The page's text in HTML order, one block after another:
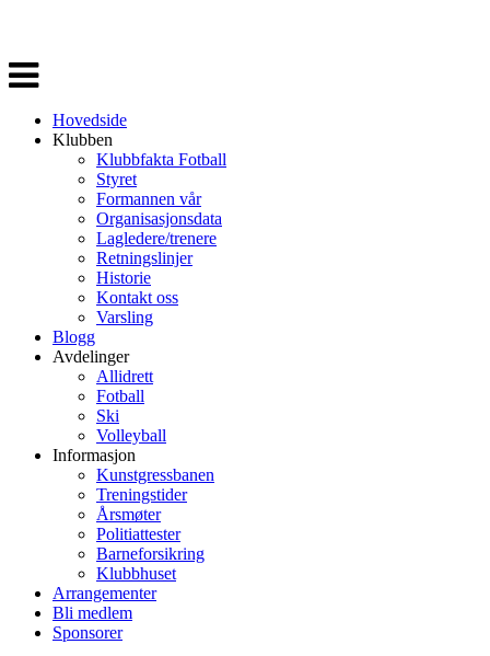
Veksle
navigasjon
Hovedside
Klubben
Klubbfakta Fotball
Styret
Formannen vår
Organisasjonsdata
Lagledere/trenere
Retningslinjer
Historie
Kontakt oss
Varsling
Blogg
Avdelinger
Allidrett
Fotball
Ski
Volleyball
Informasjon
Kunstgressbanen
Treningstider
Årsmøter
Politiattester
Barneforsikring
Klubbhuset
Arrangementer
Bli medlem
Sponsorer